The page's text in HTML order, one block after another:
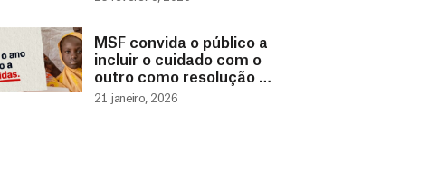
MSF convida o público a
incluir o cuidado com o
outro como resolução de
ano novo
21 janeiro, 2026